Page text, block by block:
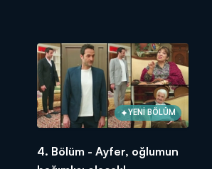
YENİ BÖLÜM
4. Bölüm - Ayfer, oğlumun